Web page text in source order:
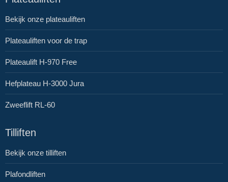
Bekijk onze plateauliften
Plateauliften voor de trap
Plateaulift H-970 Free
Hefplateau H-3000 Jura
Zweeflift RL-60
Tilliften
Bekijk onze tilliften
Plafondliften